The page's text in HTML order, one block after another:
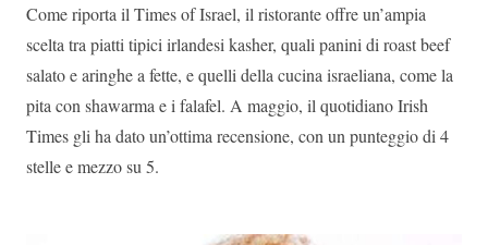
Come riporta il Times of Israel, il ristorante offre un’ampia
scelta tra piatti tipici irlandesi kasher, quali panini di roast beef
salato e aringhe a fette, e quelli della cucina israeliana, come la
pita con shawarma e i falafel. A maggio, il quotidiano Irish
Times gli ha dato un’ottima recensione, con un punteggio di 4
stelle e mezzo su 5.